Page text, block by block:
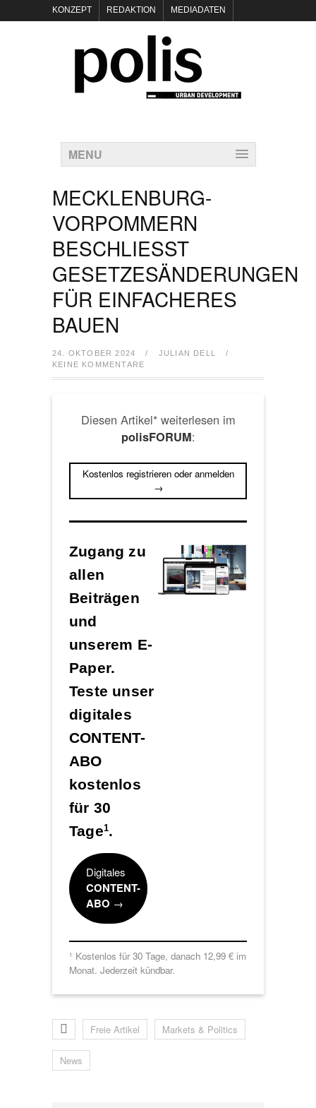
KONZEPT REDAKTION MEDIADATEN
POLIS KEYNOTES
KONTAKT DATENSCHUTZ IMPRESSUM
MENU
MECKLENBURG-
VORPOMMERN
BESCHLIESST G
ESETZESÄNDERUNGEN F
ÜR EINFACHERES B
AUEN
24. OKTOBER 2024 / JULIAN DELL
/
KEINE KOMMENTARE
Diesen Artikel* weiterlesen im
polisFORUM:
Kostenlos registrieren oder anmelden
→
Zugang zu
allen
Beiträgen
und
unserem E-
Paper.
Teste unser
digitales
CONTENT-
ABO
kostenlos
für 30
Tage1.
Digitales
CONTENT-
ABO →
1 Kostenlos für 30 Tage, danach 12,99 € im
Monat. Jederzeit kündbar.
Freie Artikel Markets & Politics
News